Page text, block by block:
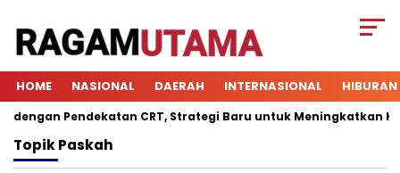
HOME NASIONAL DAERAH INTERNASIONAL HIBURAN
Pendekatan CRT, Strategi Baru untuk Meningkatkan
TopikPaskah